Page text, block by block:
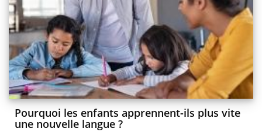
Pourquoi les enfants apprennent-ils plus vite
une nouvelle langue ?